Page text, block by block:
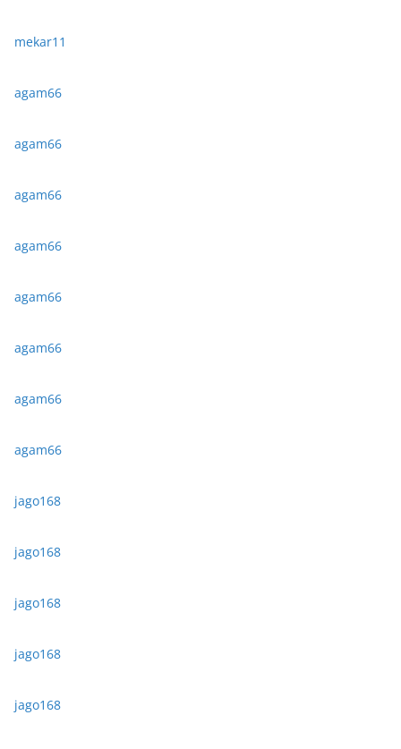
mekar11
agam66
agam66
agam66
agam66
agam66
agam66
agam66
agam66
jago168
jago168
jago168
jago168
jago168